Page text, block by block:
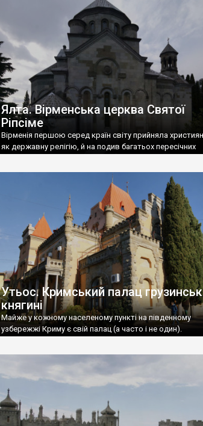
називаються «повстяками» (postaki)…” “Вино. Крим
виробляє відмінне вино і його вдосталь: воно все
легке біле і дуже […]
Ялта. Вірменська церква Святої
Ріпсіме
Вірменія першою серед країн світу прийняла
як державну релігію, й на подив багатьох пересічних
Утьос. Кримський палац
княгині
Майже у кожному населеному пункті на південному
узбережжі Криму є свій палац (а часто і не один).